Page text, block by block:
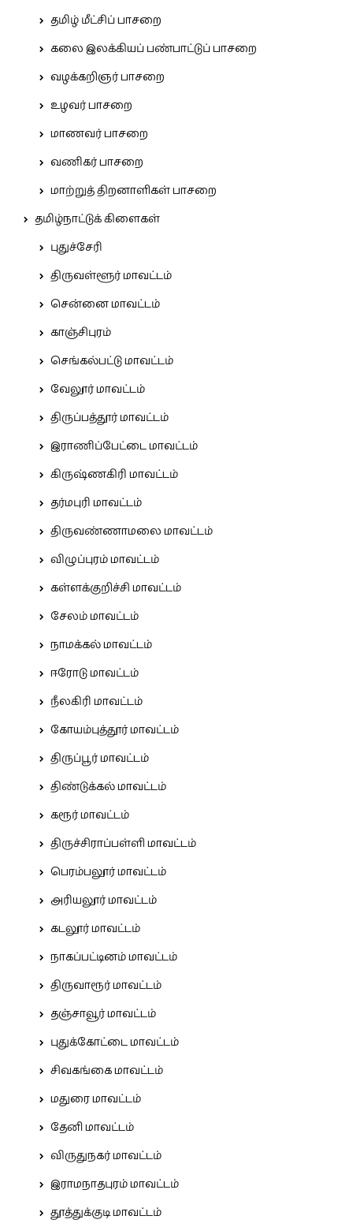
தமிழ் மீட்சிப் பாசறை
கலை இலக்கியப் பண்பாட்டுப் பாசறை
வழக்கறிஞர் பாசறை
உழவர் பாசறை
மாணவர் பாசறை
வணிகர் பாசறை
மாற்றுத் திறனாளிகள் பாசறை
தமிழ்நாட்டுக் கிளைகள்
புதுச்சேரி
திருவள்ளூர் மாவட்டம்
சென்னை மாவட்டம்
காஞ்சிபுரம்
செங்கல்பட்டு மாவட்டம்
வேலூர் மாவட்டம்
திருப்பத்தூர் மாவட்டம்
இராணிப்பேட்டை மாவட்டம்
கிருஷ்ணகிரி மாவட்டம்
தர்மபுரி மாவட்டம்
திருவண்ணாமலை மாவட்டம்
விழுப்புரம் மாவட்டம்
கள்ளக்குறிச்சி மாவட்டம்
சேலம் மாவட்டம்
நாமக்கல் மாவட்டம்
ஈரோடு மாவட்டம்
நீலகிரி மாவட்டம்
கோயம்புத்தூர் மாவட்டம்
திருப்பூர் மாவட்டம்
திண்டுக்கல் மாவட்டம்
கரூர் மாவட்டம்
திருச்சிராப்பள்ளி மாவட்டம்
பெரம்பலூர் மாவட்டம்
அரியலூர் மாவட்டம்
கடலூர் மாவட்டம்
நாகப்பட்டினம் மாவட்டம்
திருவாரூர் மாவட்டம்
தஞ்சாவூர் மாவட்டம்
புதுக்கோட்டை மாவட்டம்
சிவகங்கை மாவட்டம்
மதுரை மாவட்டம்
தேனி மாவட்டம்
விருதுநகர் மாவட்டம்
இராமநாதபுரம் மாவட்டம்
தூத்துக்குடி மாவட்டம்